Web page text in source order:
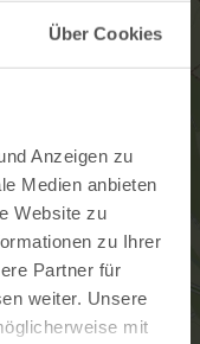
Über Cookies
Anzeigen zu
Medien anbieten
Website zu
zu Ihrer
Partner für
weiter. Unsere
mit